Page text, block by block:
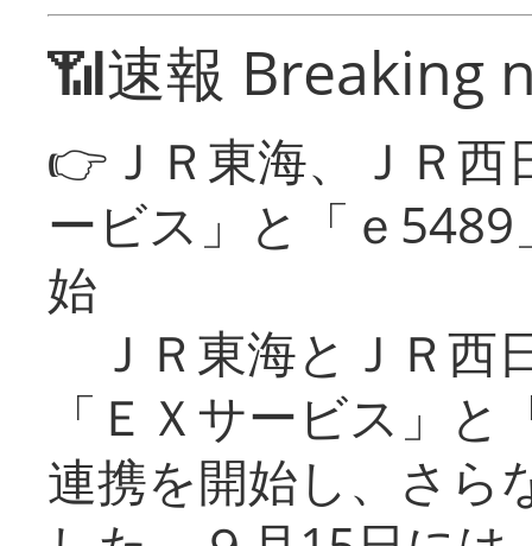
📶速報 Breaking
👉ＪＲ東海、ＪＲ
ービス」と「ｅ
始
ＪＲ東海とＪＲ西
「ＥＸサービス」
連携を開始し、さら